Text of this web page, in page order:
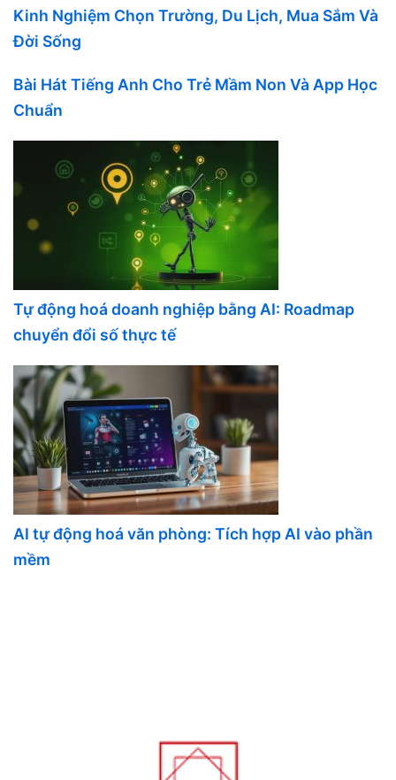
Kinh Nghiệm Chọn Trường, Du Lịch, Mua Sắm Và
Đời Sống
Bài Hát Tiếng Anh Cho Trẻ Mầm Non Và App Học
Chuẩn
Tự động hoá doanh nghiệp bằng AI: Roadmap
chuyển đổi số thực tế
AI tự động hoá văn phòng: Tích hợp AI vào phần
mềm